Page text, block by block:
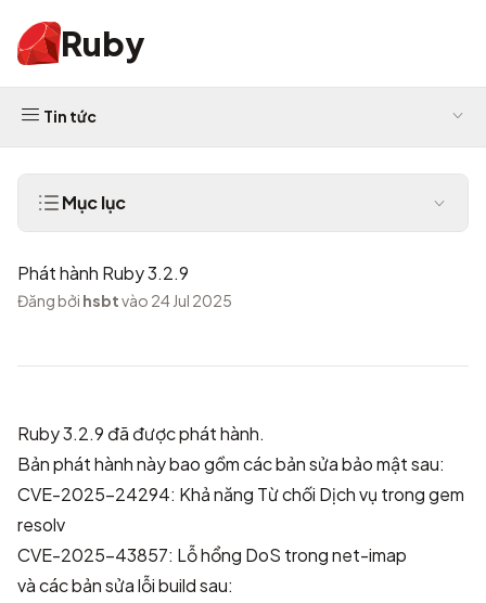
Ruby
Tin tức
Mục lục
Phát hành Ruby 3.2.9
Đăng bởi hsbtvào 24 Jul 2025
Ruby 3.2.9 đã được phát hành.
Bản phát hành này bao gồm các bản sửa bảo mật sau:
CVE-2025-24294: Khả năng Từ chối Dịch vụ trong gem
resolv
CVE-2025-43857: Lỗ hổng DoS trong net-imap
và các bản sửa lỗi build sau: